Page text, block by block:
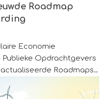
Roadmap
Economie
Opdrachtgevers
Roadmaps
Wegverharding.